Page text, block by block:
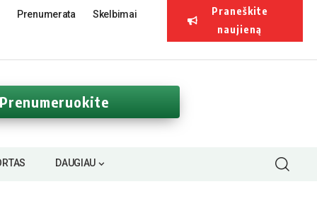
Prenumerata Skelbimai
Praneškite
naujieną
Prenumeruokite
DAUGIAU